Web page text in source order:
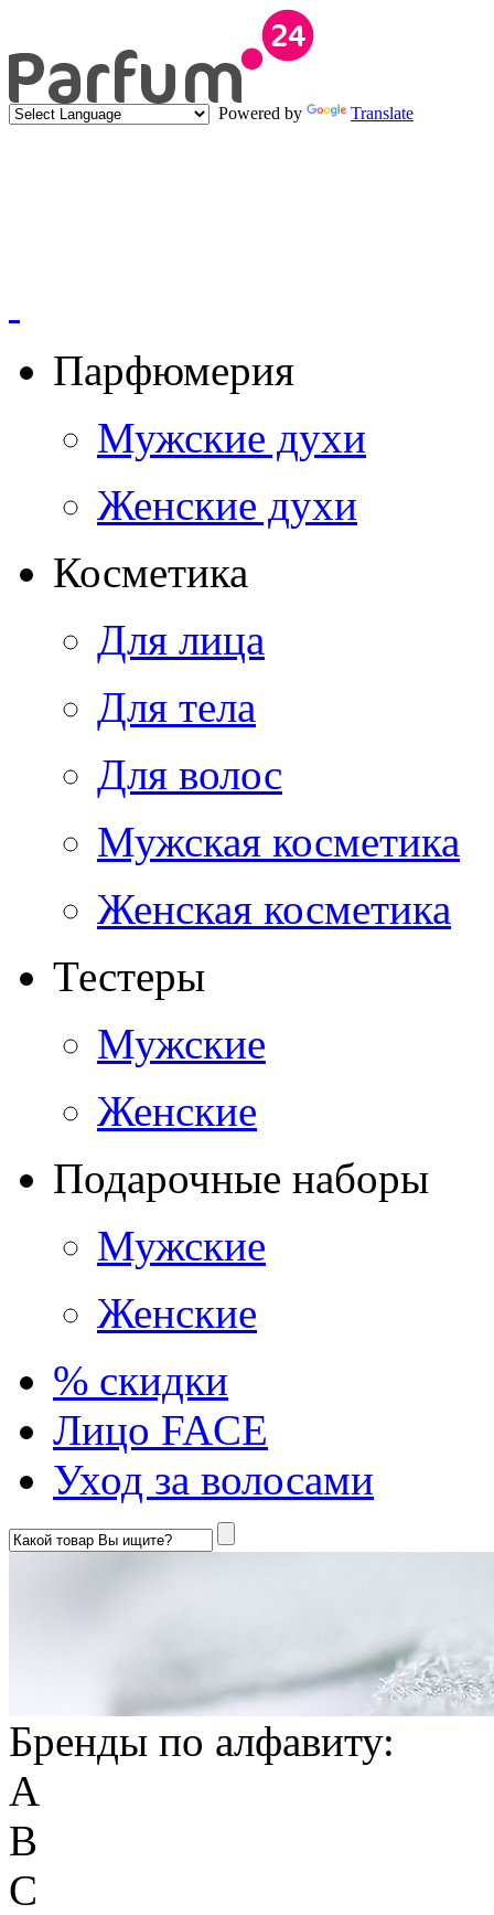
Powered by Translate
Парфюмерия
Мужские духи
Женские духи
Косметика
Для лица
Для тела
Для волос
Мужская косметика
Женская косметика
Тестеры
Мужские
Женские
Подарочные наборы
Мужские
Женские
% скидки
Лицо FACE
Уход за волосами
Бренды по алфавиту:
A
B
C